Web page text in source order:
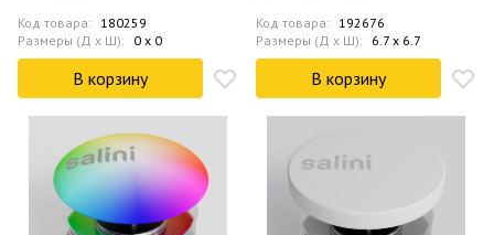
Код товара: 180259
Размеры (Д x Ш): 0 x 0
В корзину
Код товара: 192676
Размеры (Д x Ш): 6.7 x 6.7
В корзину